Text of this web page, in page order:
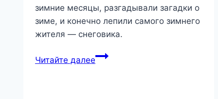
зимние месяцы, разгадывали загадки о
зиме, и конечно лепили самого зимнего
жителя — снеговика.
Читайте далее«Загадки